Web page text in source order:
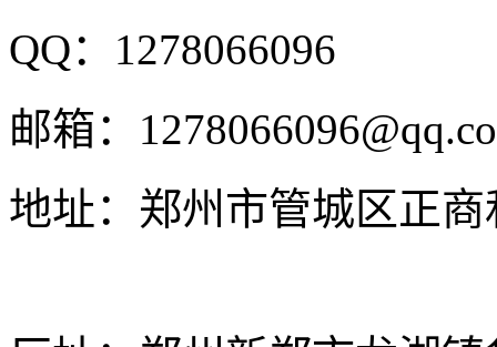
QQ： 1278066096
邮箱：
地址： 郑州市管城区正